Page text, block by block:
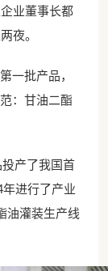
业董事长都
夜。
一批产品，
：甘油二酯
产了我国首
进行了产业
油灌装生产线